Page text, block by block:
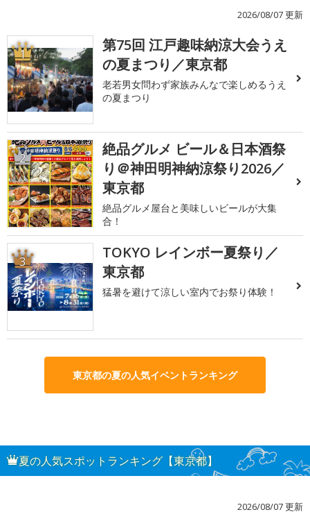
2026/08/07 更新
1
第75回 江戸趣味納涼大会うえ
の夏まつり／東京都
老若男女問わず家族みんなで楽しめるうえ
の夏まつり
2
絶品グルメ ビール＆日本酒祭
り＠神田明神納涼祭り2026／
東京都
絶品グルメ屋台と美味しいビールが大集
合！
3
TOKYO レインボー夏祭り／
東京都
猛暑を避けて涼しい室内でお祭り体験！
東京都の夏の人気イベントランキング
夏の人気スポットランキング【東京都】
2026/08/07 更新